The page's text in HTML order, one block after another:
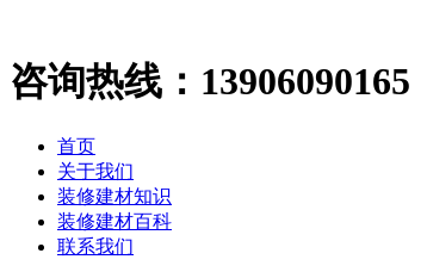
咨询热线： 13906090165
首页
关于我们
装修建材知识
装修建材百科
联系我们